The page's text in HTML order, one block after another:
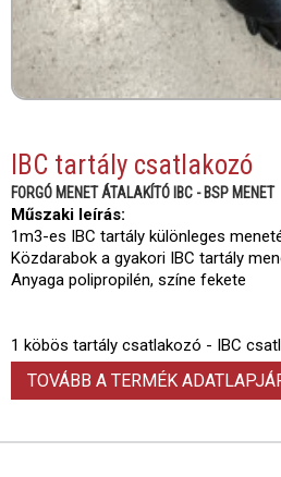
IBC tartály csatlakozó
FORGÓ MENET ÁTALAKÍTÓ IBC - BSP MENET
Műszaki leírás:
1m3-es IBC tartály különleges
Közdarabok a gyakori IBC tartály
Anyaga polipropilén, színe fekete
1 köbös tartály csatlakozó - IBC
TOVÁBB A TERMÉK